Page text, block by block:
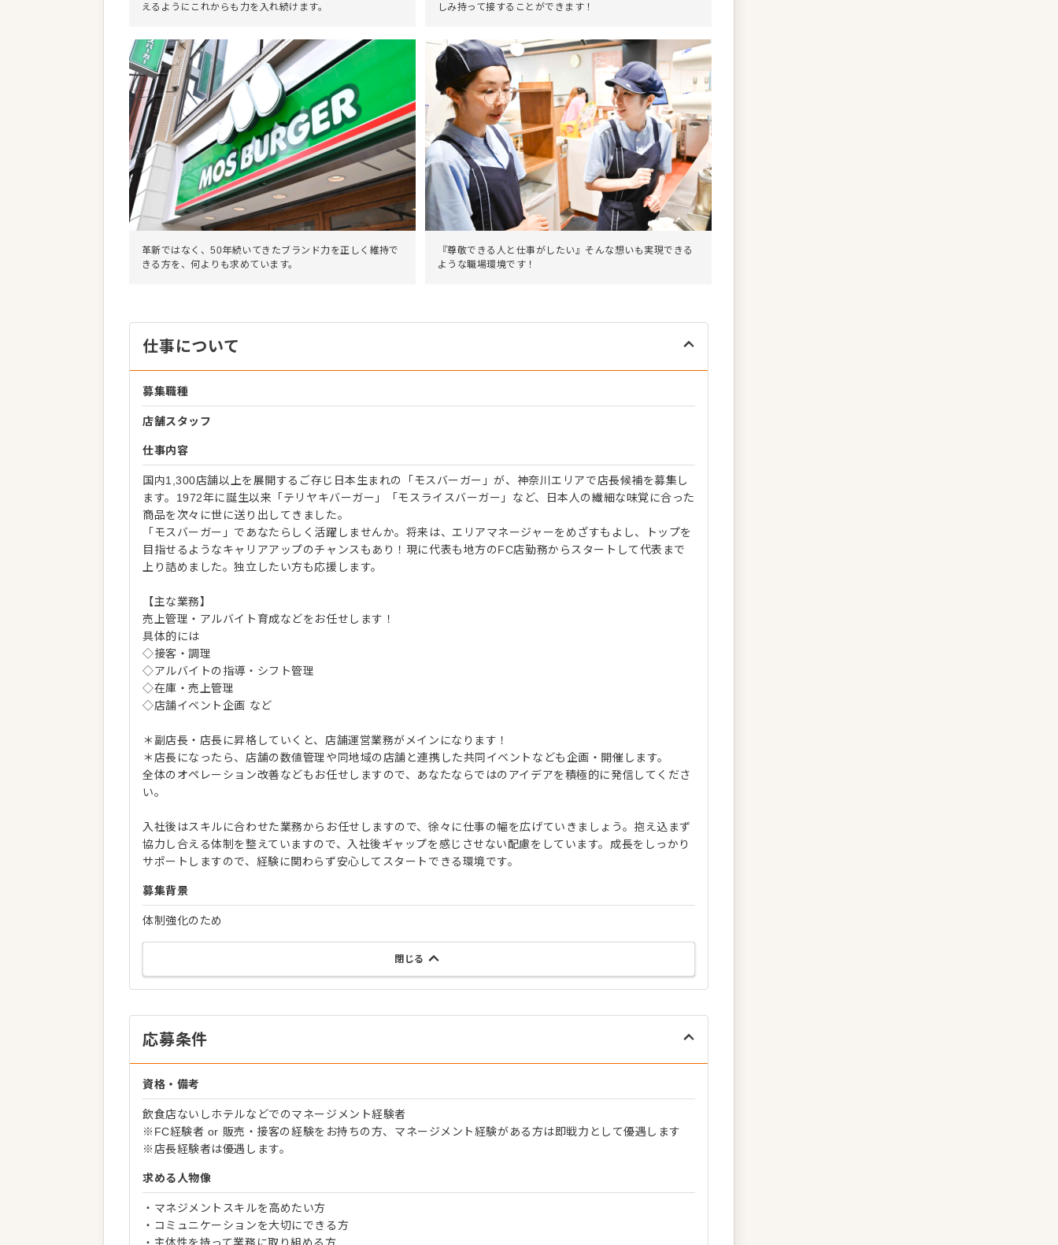
えるようにこれからも力を入れ続けます。
しみ持って接することができます！
革新ではなく、50年続いてきたブランド力を正しく維持で
きる方を、何よりも求めています。
『尊敬できる人と仕事がしたい』そんな想いも実現できる
ような職場環境です！
仕事について
募集職種
店舗スタッフ
仕事内容
国内1,300店舗以上を展開するご存じ日本生まれの「モスバーガー」が、神奈川エリアで店長候補を募集し
ます。1972年に誕生以来「テリヤキバーガー」「モスライスバーガー」など、日本人の繊細な味覚に合った
商品を次々に世に送り出してきました。
「モスバーガー」であなたらしく活躍しませんか。将来は、エリアマネージャーをめざすもよし、トップを
目指せるようなキャリアアップのチャンスもあり！現に代表も地方のFC店勤務からスタートして代表まで
上り詰めました。独立したい方も応援します。
【主な業務】
売上管理・アルバイト育成などをお任せします！
具体的には
◇接客・調理
◇アルバイトの指導・シフト管理
◇在庫・売上管理
◇店舗イベント企画 など
＊副店長・店長に昇格していくと、店舗運営業務がメインになります！
＊店長になったら、店舗の数値管理や同地域の店舗と連携した共同イベントなども企画・開催します。
全体のオペレーション改善などもお任せしますので、あなたならではのアイデアを積極的に発信してくださ
い。
入社後はスキルに合わせた業務からお任せしますので、徐々に仕事の幅を広げていきましょう。抱え込まず
協力し合える体制を整えていますので、入社後ギャップを感じさせない配慮をしています。成長をしっかり
サポートしますので、経験に関わらず安心してスタートできる環境です。
募集背景
体制強化のため
閉じる
応募条件
資格・備考
飲食店ないしホテルなどでのマネージメント経験者
※FC経験者 or 販売・接客の経験をお持ちの方、マネージメント経験がある方は即戦力として優遇します
※店長経験者は優遇します。
求める人物像
・マネジメントスキルを高めたい方
・コミュニケーションを大切にできる方